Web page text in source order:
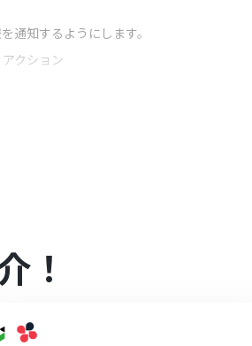
通知するようにします。
クション
！